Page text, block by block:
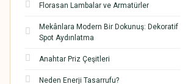
Florasan Lambalar ve Armatürler
Mekânlara Modern Bir Dokunuş: Dekoratif
Spot Aydınlatma
Anahtar Priz Çeşitleri
Neden Enerji Tasarrufu?